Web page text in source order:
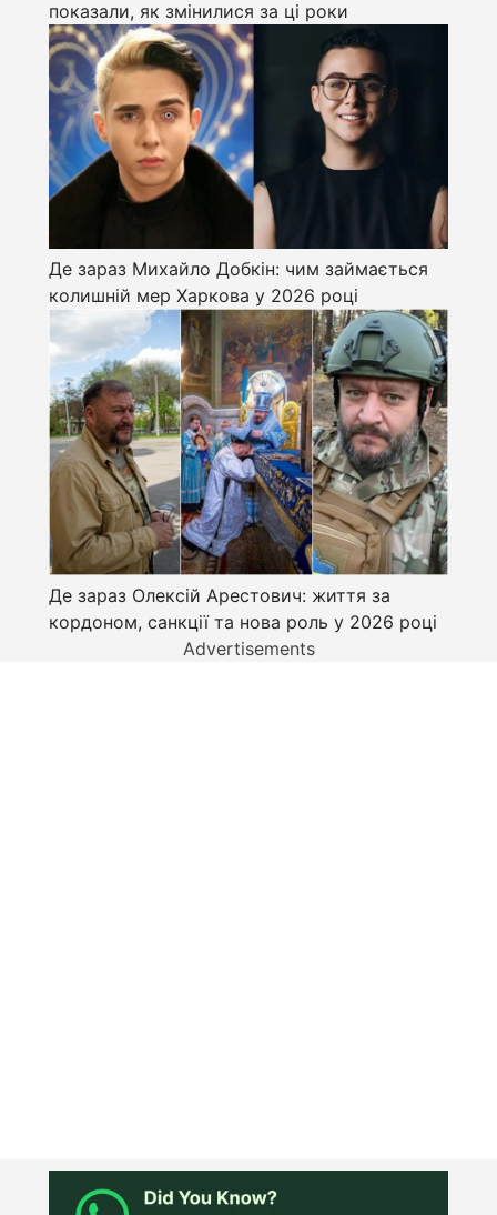
показали, як змінилися за ці роки
Де зараз Михайло Добкін: чим займається
колишній мер Харкова у 2026 році
Де зараз Олексій Арестович: життя за
кордоном, санкції та нова роль у 2026 році
Advertisements